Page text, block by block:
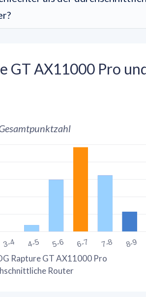
GT AX11000 Pro
3-4 4-5 5-6 6-7 7-8 8-9
Rapture GT AX11000 Pro
Router